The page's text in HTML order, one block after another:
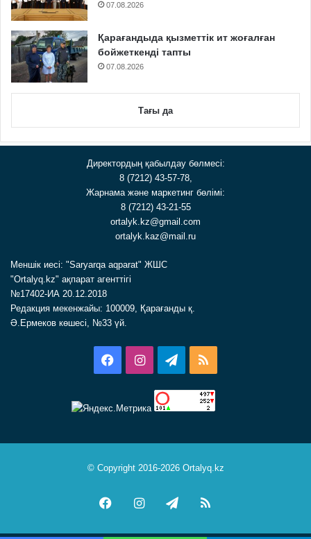
07.08.2026
Қарағандыда қызметтік ит жоғалған
бойжеткенді тапты
07.08.2026
Тағы да
Директордың қабылдау бөлмесі:
8 (7212) 43-57-78,
Жарнама және маркетинг бөлімі:
8 (7212) 43-21-55
ortalyk.kz@gmail.com
ortalyk.kaz@mail.ru
Меншік иесі: "Saryarqa aqparat" ЖШС
"Ortalyq.kz" ақпарат агенттігі
№17402-ИА 20.12.2018
Редакция мекенжайы: 100009, Қарағанды қ.
Ә.Ермеков көшесі, №33 үй.
FacebookInstagramTelegram
© Copyright 2016-2026 Ortalyq.kz
FacebookInstagramTelegram